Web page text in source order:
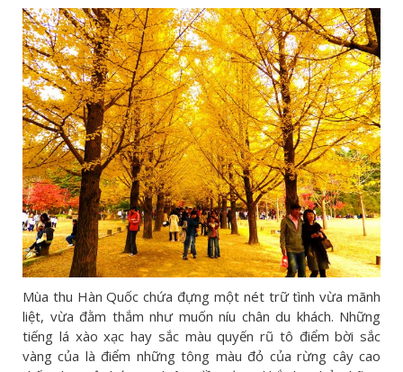
Mùa thu Hàn Quốc chứa đựng một nét trữ tình vừa mãnh
liệt, vừa đằm thắm như muốn níu chân du khách. Những
tiếng lá xào xạc hay sắc màu quyến rũ tô điểm bời sắc
vàng của là điểm những tông màu đỏ của rừng cây cao